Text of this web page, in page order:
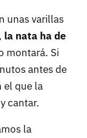
unas varillas
la nata ha de
montará. Si
antes de
el que la
cantar.
la